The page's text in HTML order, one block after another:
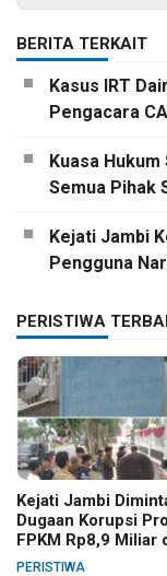
BERITA TERKAIT
Kasus IRT
Pengacara
Kuasa
Semua Pihak
Kejati Jambi
Pengguna
PERISTIWA
Kejati Jambi
Dugaan Korupsi
FPKM Rp8,9 Miliar
Barat
PERISTIWA